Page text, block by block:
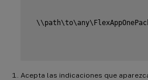
Acepta las indicaciones que